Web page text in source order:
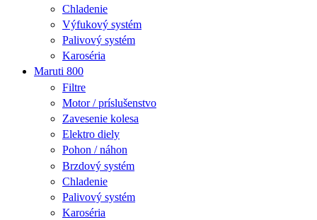
Chladenie
Výfukový systém
Palivový systém
Karoséria
Maruti 800
Filtre
Motor / príslušenstvo
Zavesenie kolesa
Elektro diely
Pohon / náhon
Brzdový systém
Chladenie
Palivový systém
Karoséria